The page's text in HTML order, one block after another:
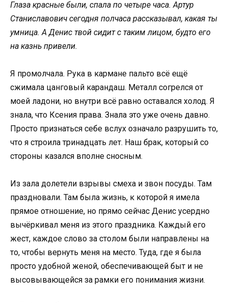
Глаза красные были, спала по четыре часа. Артур
Станиславович сегодня полчаса рассказывал, какая ты
умница. А Денис твой сидит с таким лицом, будто его
на казнь привели.
Я промолчала. Рука в кармане пальто всё ещё
сжимала цанговый карандаш. Металл согрелся от
моей ладони, но внутри всё равно оставался холод. Я
знала, что Ксения права. Знала это уже очень давно.
Просто признаться себе вслух означало разрушить то,
что я строила тринадцать лет. Наш брак, который со
стороны казался вполне сносным.
Из зала долетели взрывы смеха и звон посуды. Там
праздновали. Там была жизнь, к которой я имела
прямое отношение, но прямо сейчас Денис усердно
вычёркивал меня из этого праздника. Каждый его
жест, каждое слово за столом были направлены на
то, чтобы вернуть меня на место. Туда, где я была
просто удобной женой, обеспечивающей быт и не
высовывающейся за рамки его понимания жизни.